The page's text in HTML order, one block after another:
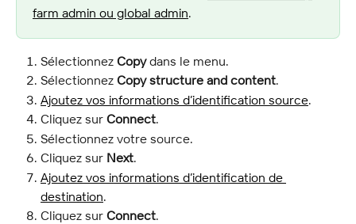
farm admin ou global admin.
Sélectionnez Copy dans le menu.
Sélectionnez Copy structure and content.
Ajoutez vos informations d’identification source.
Cliquez sur Connect.
Sélectionnez votre source.
Cliquez sur Next.
Ajoutez vos informations d’identification de
destination.
Cliquez sur Connect.